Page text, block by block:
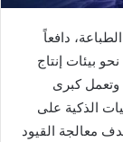
دافعاً
بيئات إنتاج
وتعمل كبرى
الذكية على
معالجة القيود